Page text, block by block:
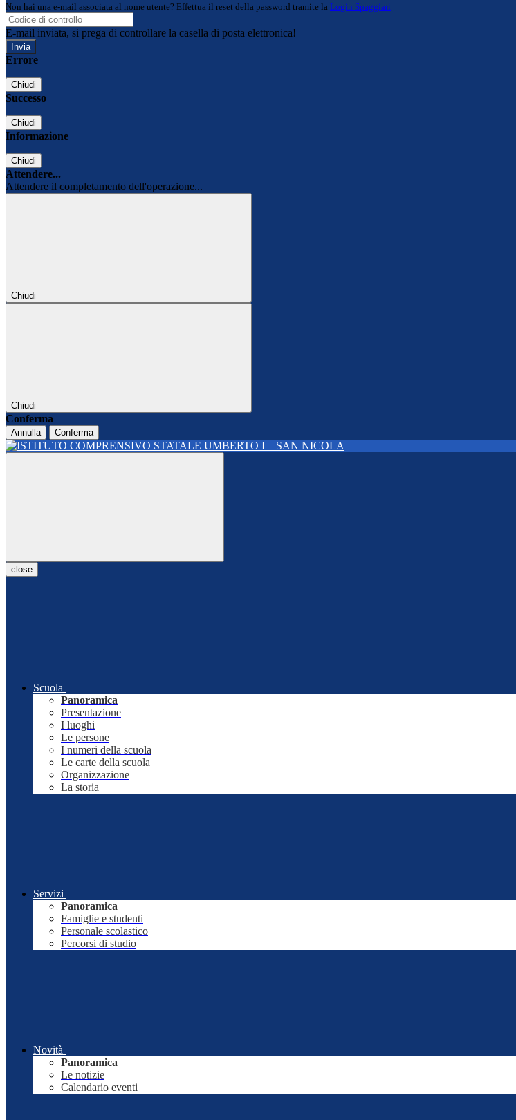
Non hai una e-mail associata al nome utente? Effettua il reset della password tramite la Login Spaggiari
E-mail inviata, si prega di controllare la casella di posta elettronica!
Errore
Chiudi
Successo
Chiudi
Informazione
Chiudi
Attendere...
Attendere il completamento dell'operazione...
Chiudi
Chiudi
Conferma
Annulla Conferma
close
Scuola
Panoramica
Presentazione
I luoghi
Le persone
I numeri della scuola
Le carte della scuola
Organizzazione
La storia
Servizi
Panoramica
Famiglie e studenti
Personale scolastico
Percorsi di studio
Novità
Panoramica
Le notizie
Calendario eventi